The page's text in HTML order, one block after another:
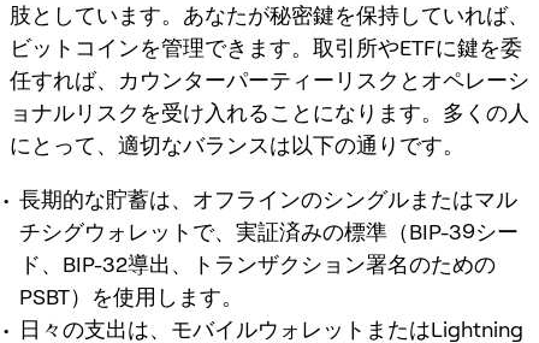
肢としています。あなたが秘密鍵を保持していれば、
ビットコインを管理できます。取引所やETFに鍵を委
任すれば、カウンターパーティーリスクとオペレーシ
ョナルリスクを受け入れることになります。多くの人
にとって、適切なバランスは以下の通りです。
長期的な貯蓄は、オフラインのシングルまたはマル
チシグウォレットで、実証済みの標準（BIP-39シー
ド、BIP-32導出、トランザクション署名のための
PSBT）を使用します。
日々の支出は、モバイルウォレットまたはLightning